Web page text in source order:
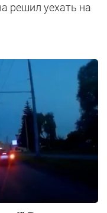
решил уехать на